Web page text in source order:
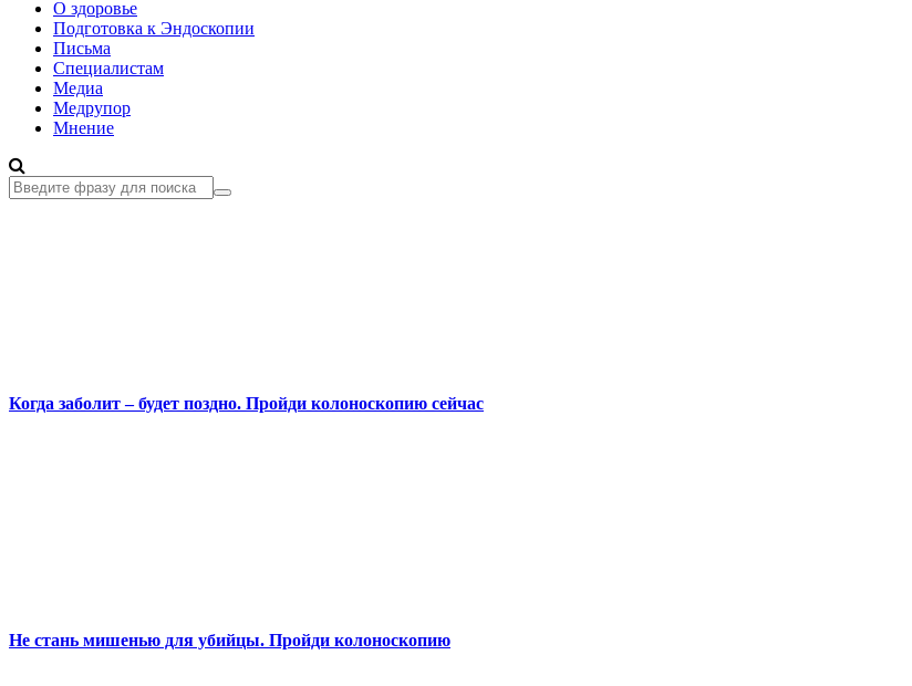
О здоровье
Подготовка к Эндоскопии
Письма
Специалистам
Медиа
Медрупор
Мнение
Когда заболит – будет поздно. Пройди колоноскопию сейчас
Не стань мишенью для убийцы. Пройди колоноскопию